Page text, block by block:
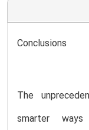
Conclusions
The
smarter